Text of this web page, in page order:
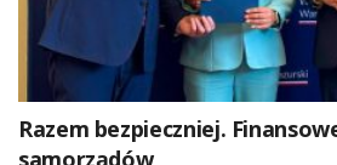
Razem bezpieczniej.
samorządów